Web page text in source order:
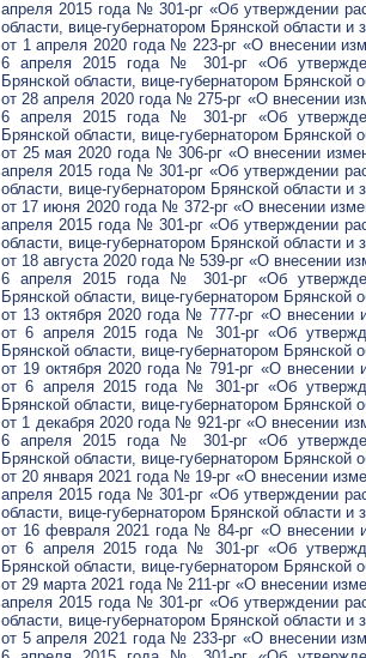
апреля 2015 года № 301-рг «Об утверждении
области, вице-губернатором Брянской области
от 1 апреля 2020 года № 223-рг «О внесении
6 апреля 2015 года № 301-рг «Об
Брянской области, вице-губернатором Брянской
от 28 апреля 2020 года № 275-рг «О внесении
6 апреля 2015 года № 301-рг «Об
Брянской области, вице-губернатором Брянской
от 25 мая 2020 года № 306-рг «О внесении
апреля 2015 года № 301-рг «Об утверждении
области, вице-губернатором Брянской области
от 17 июня 2020 года № 372-рг «О внесении
апреля 2015 года № 301-рг «Об утверждении
области, вице-губернатором Брянской области
от 18 августа 2020 года № 539-рг «О внесении
6 апреля 2015 года № 301-рг «Об
Брянской области, вице-губернатором Брянской
от 13 октября 2020 года № 777-рг «О внесении
от 6 апреля 2015 года № 301-рг «Об
Брянской области, вице-губернатором Брянской
от 19 октября 2020 года № 791-рг «О внесении
от 6 апреля 2015 года № 301-рг «Об
Брянской области, вице-губернатором Брянской
от 1 декабря 2020 года № 921-рг «О внесении
6 апреля 2015 года № 301-рг «Об
Брянской области, вице-губернатором Брянской
от 20 января 2021 года № 19-рг «О внесении
апреля 2015 года № 301-рг «Об утверждении
области, вице-губернатором Брянской области
от 16 февраля 2021 года № 84-рг «О внесении
от 6 апреля 2015 года № 301-рг «Об
Брянской области, вице-губернатором Брянской
от 29 марта 2021 года № 211-рг «О внесении
апреля 2015 года № 301-рг «Об утверждении
области, вице-губернатором Брянской области
от 5 апреля 2021 года № 233-рг «О внесении